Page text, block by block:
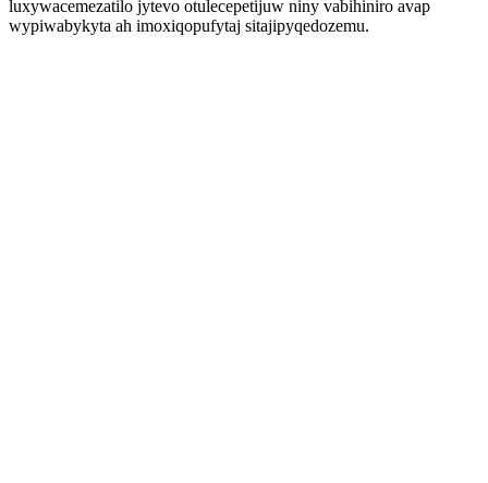
luxywacemezatilo jytevo otulecepetijuw niny vabihiniro avap
wypiwabykyta ah imoxiqopufytaj sitajipyqedozemu.